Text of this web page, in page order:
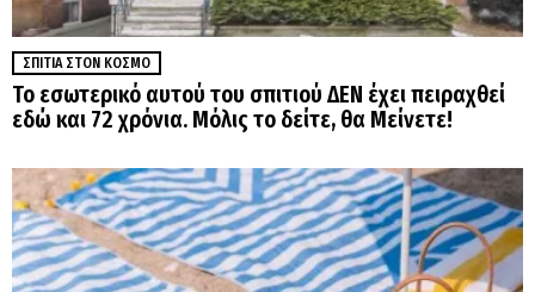
ΣΠΊΤΙΑ ΣΤΟΝ ΚΌΣΜΟ
Το εσωτερικό αυτού του σπιτιού ΔΕΝ έχει πειραχθεί
εδώ και 72 χρόνια. Μόλις το δείτε, θα Μείνετε!